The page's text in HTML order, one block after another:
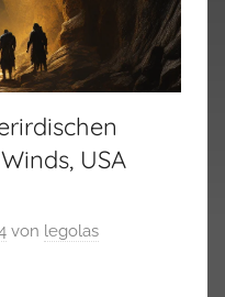
USA
von legolas